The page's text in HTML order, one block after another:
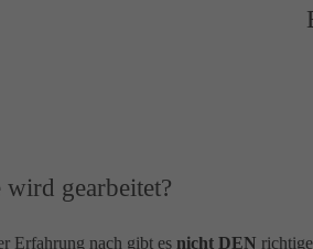
wird gearbeitet?
Erfahrung nach gibt esnicht DEN